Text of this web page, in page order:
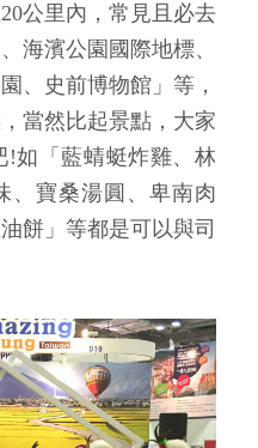
公里內，常見且必去
海濱公園國際地標、
、史前博物館」等，
當然比起景點，大家
!如「藍蜻蜓炸雞、林
、寶桑湯圓、卑南肉
餅」等都是可以與司